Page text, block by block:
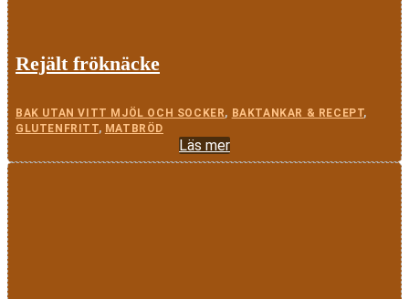
Rejält fröknäcke
BAK UTAN VITT MJÖL OCH SOCKER, BAKTANKAR & RECEPT,
GLUTENFRITT, MATBRÖD
Läs mer